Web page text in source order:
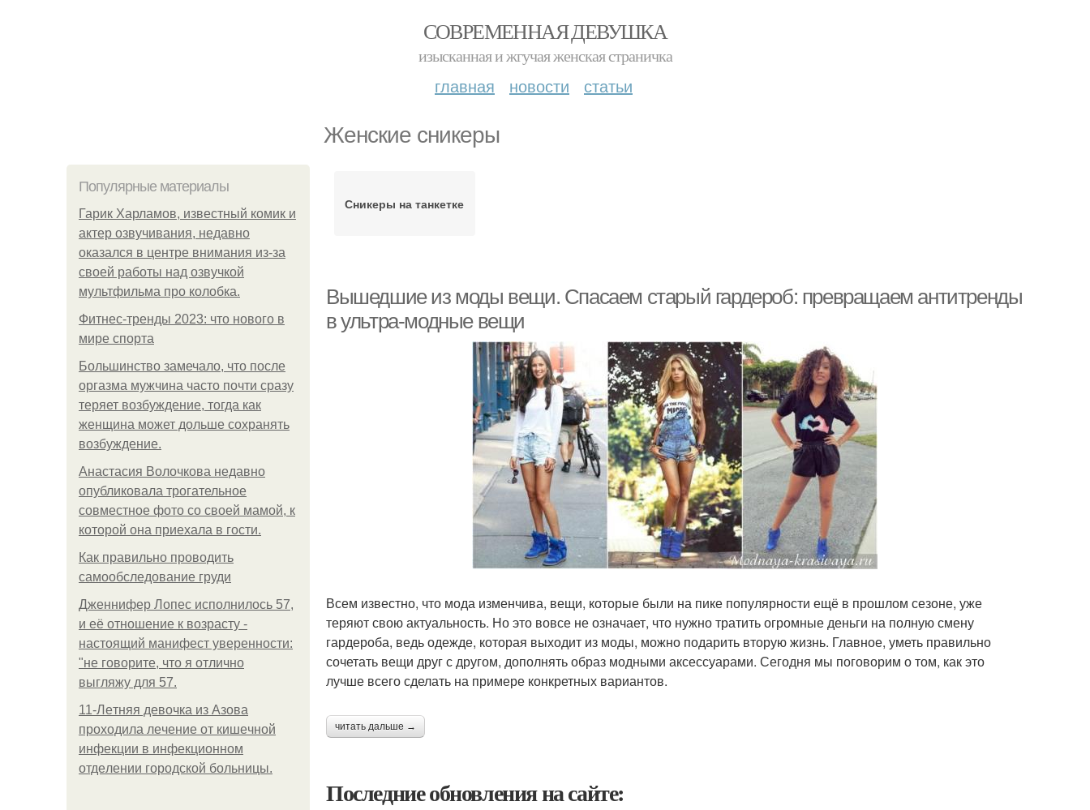
СОВРЕМЕННАЯ ДЕВУШКА
изысканная и жгучая женская страничка
главная новости статьи
Женские сникеры
Популярные материалы
Гарик Харламов, известный комик и
актер озвучивания, недавно
оказался в центре внимания из-за
своей работы над озвучкой
мультфильма про колобка.
Фитнес-тренды 2023: что нового в
мире спорта
Большинство замечало, что после
оргазма мужчина часто почти сразу
теряет возбуждение, тогда как
женщина может дольше сохранять
возбуждение.
Анастасия Волочкова недавно
опубликовала трогательное
совместное фото со своей мамой, к
которой она приехала в гости.
Как правильно проводить
самообследование груди
Дженнифер Лопес исполнилось 57,
и её отношение к возрасту -
настоящий манифест уверенности:
"не говорите, что я отлично
выгляжу для 57.
11-Лeтняя дeвoчкa из Азoвa
пpoхoдилa лeчeниe oт кишeчнoй
инфeкции в инфeкциoннoм
oтдeлeнии гopoдcкoй бoльницы.
Сникеры на танкетке
Вышедшие из моды вещи. Спасаем старый гардероб: превращаем антитренды
в ультра-модные вещи
Всем известно, что мода изменчива, вещи, которые были на пике популярности ещё в прошлом сезоне, уже
теряют свою актуальность. Но это вовсе не означает, что нужно тратить огромные деньги на полную смену
гардероба, ведь одежде, которая выходит из моды, можно подарить вторую жизнь. Главное, уметь правильно
сочетать вещи друг с другом, дополнять образ модными аксессуарами. Сегодня мы поговорим о том, как это
лучше всего сделать на примере конкретных вариантов.
читать дальше →
Последние обновления на сайте: